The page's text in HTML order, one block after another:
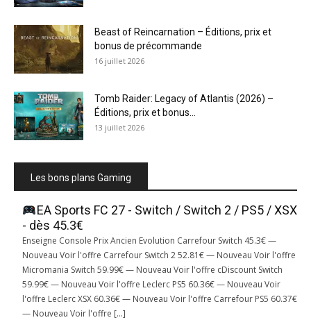
Beast of Reincarnation – Éditions, prix et
bonus de précommande
16 juillet 2026
Tomb Raider: Legacy of Atlantis (2026) –
Éditions, prix et bonus...
13 juillet 2026
Les bons plans Gaming
EA Sports FC 27 - Switch / Switch 2 / PS5 / XSX
- dès 45.3€
Enseigne Console Prix Ancien Evolution Carrefour Switch 45.3€ —
Nouveau Voir l'offre Carrefour Switch 2 52.81€ — Nouveau Voir l'offre
Micromania Switch 59.99€ — Nouveau Voir l'offre cDiscount Switch
59.99€ — Nouveau Voir l'offre Leclerc PS5 60.36€ — Nouveau Voir
l'offre Leclerc XSX 60.36€ — Nouveau Voir l'offre Carrefour PS5 60.37€
— Nouveau Voir l'offre […]